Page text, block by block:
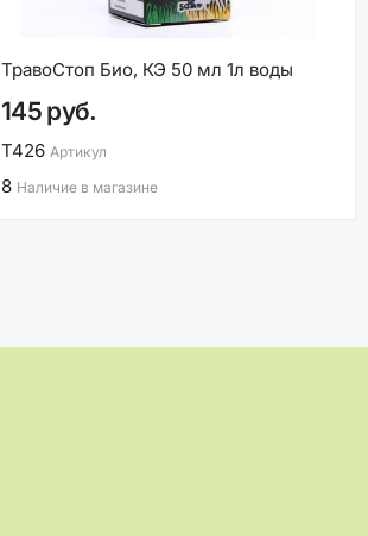
ТравоСтоп Био, КЭ 50 мл 1л воды
145 руб.
Т426 Артикул
8 Наличие в магазине